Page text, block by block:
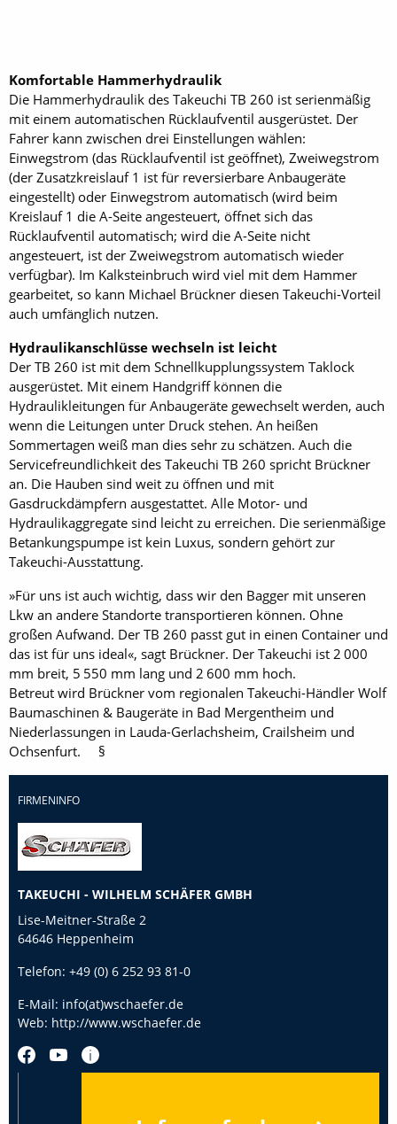
Komfortable Hammerhydraulik
Die Hammerhydraulik des Takeuchi TB 260 ist serienmäßig
mit einem automatischen Rücklaufventil ausgerüstet. Der
Fahrer kann zwischen drei Einstellungen wählen:
Einwegstrom (das Rücklaufventil ist geöffnet), Zweiwegstrom
(der Zusatzkreislauf 1 ist für reversierbare Anbaugeräte
eingestellt) oder Einwegstrom automatisch (wird beim
Kreislauf 1 die A-Seite angesteuert, öffnet sich das
Rücklaufventil automatisch; wird die A-Seite nicht
angesteuert, ist der Zweiwegstrom automatisch wieder
verfügbar). Im Kalksteinbruch wird viel mit dem Hammer
gearbeitet, so kann Michael Brückner diesen Takeuchi-Vorteil
auch umfänglich nutzen.
Hydraulikanschlüsse wechseln ist leicht
Der TB 260 ist mit dem Schnellkupplungssystem Taklock
ausgerüstet. Mit einem Handgriff können die
Hydraulikleitungen für Anbaugeräte gewechselt werden, auch
wenn die Leitungen unter Druck stehen. An heißen
Sommertagen weiß man dies sehr zu schätzen. Auch die
Servicefreundlichkeit des Takeuchi TB 260 spricht Brückner
an. Die Hauben sind weit zu öffnen und mit
Gasdruckdämpfern ausgestattet. Alle Motor- und
Hydraulikaggregate sind leicht zu erreichen. Die serienmäßige
Betankungspumpe ist kein Luxus, sondern gehört zur
Takeuchi-Ausstattung.
»Für uns ist auch wichtig, dass wir den Bagger mit unseren
Lkw an andere Standorte transportieren können. Ohne
großen Aufwand. Der TB 260 passt gut in einen Container und
das ist für uns ideal«, sagt Brückner. Der Takeuchi ist 2 000
mm breit, 5 550 mm lang und 2 600 mm hoch.
Betreut wird Brückner vom regionalen Takeuchi-Händler Wolf
Baumaschinen & Baugeräte in Bad Mergentheim und
Niederlassungen in Lauda-Gerlachsheim, Crailsheim und
Ochsenfurt. §
FIRMENINFO
TAKEUCHI - WILHELM SCHÄFER GMBH
Lise-Meitner-Straße 2
64646 Heppenheim
Telefon: +49 (0) 6 252 93 81-0
E-Mail: info(at)wschaefer.de
Web: http://www.wschaefer.de